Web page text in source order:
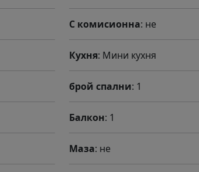
С комисионна: не
Кухня: Мини кухня
брой спални: 1
Балкон: 1
Маза: не